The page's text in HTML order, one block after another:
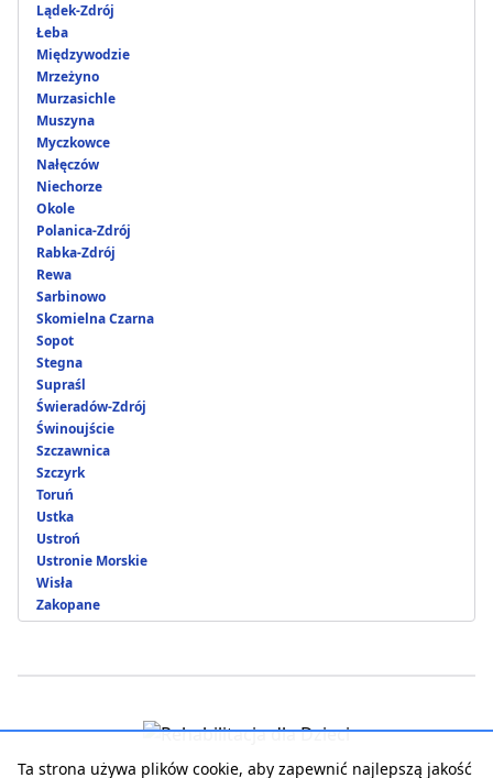
Lądek-Zdrój
Łeba
Międzywodzie
Mrzeżyno
Murzasichle
Muszyna
Myczkowce
Nałęczów
Niechorze
Okole
Polanica-Zdrój
Rabka-Zdrój
Rewa
Sarbinowo
Skomielna Czarna
Sopot
Stegna
Supraśl
Świeradów-Zdrój
Świnoujście
Szczawnica
Szczyrk
Toruń
Ustka
Ustroń
Ustronie Morskie
Wisła
Zakopane
Ta strona używa plików cookie, aby zapewnić najlepszą jakość